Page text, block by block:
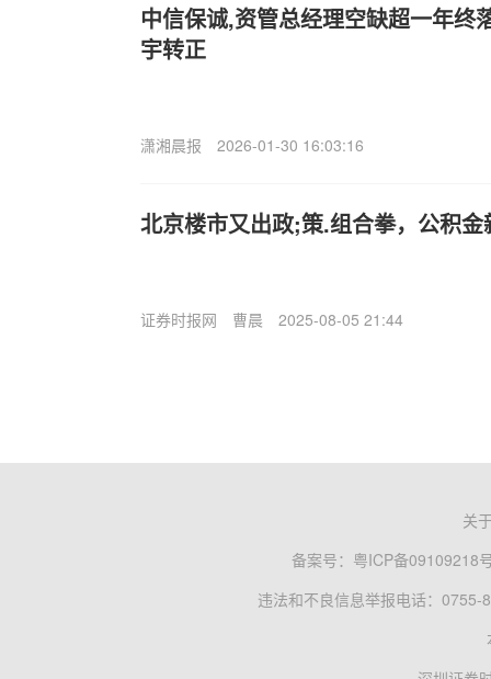
中信保诚,资管总经理空缺超一年终
宇转正
潇湘晨报 2026-01-30 16:03:16
北京楼市又出政;策.组合拳，公积
证券时报网 曹晨 2025-08-05 21:44
关
备案号： 粤ICP备09109218
违法和不良信息举报电话：0755-